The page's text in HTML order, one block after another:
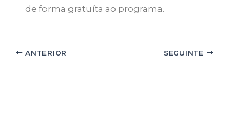
de forma gratuíta ao programa.
ANTERIOR SEGUINTE